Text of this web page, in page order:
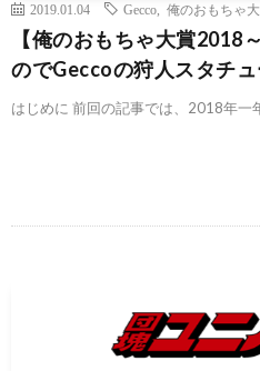
2019.01.04 Gecco 俺のおもちゃ
【俺のおもちゃ大賞2018
のでGeccoの狩人スタチ
はじめに 前回の記事では、2018年一